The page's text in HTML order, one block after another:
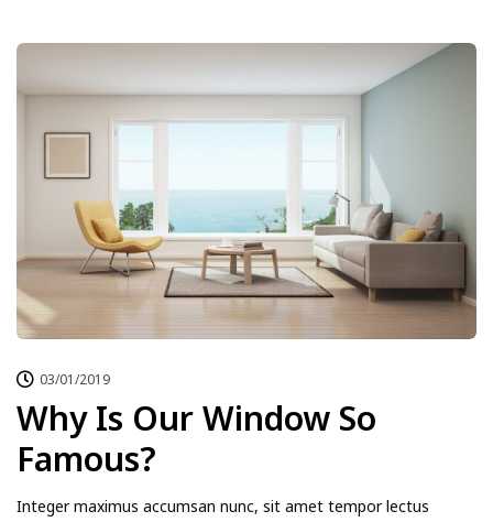
03/01/2019
Why Is Our Window So
Famous?
Integer maximus accumsan nunc, sit amet tempor lectus